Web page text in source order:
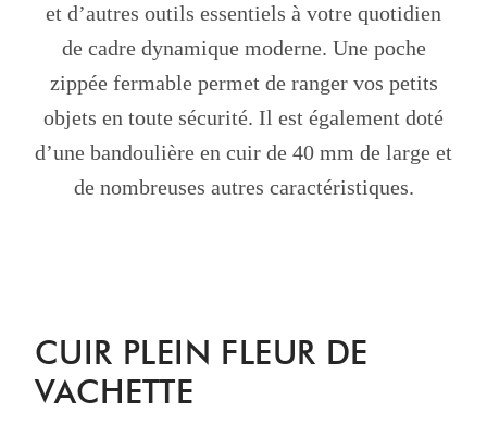
et d’autres outils essentiels à votre quotidien
de cadre dynamique moderne. Une poche
zippée fermable permet de ranger vos petits
objets en toute sécurité. Il est également doté
d’une bandoulière en cuir de 40 mm de large et
de nombreuses autres caractéristiques.
CUIR PLEIN FLEUR DE
VACHETTE